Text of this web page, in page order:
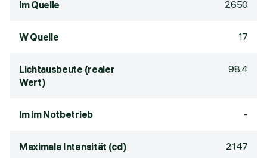
lm Quelle 2650
W Quelle 17
Lichtausbeute (realer
Wert)
98.4
lm im Notbetrieb -
Maximale Intensität (cd) 2147